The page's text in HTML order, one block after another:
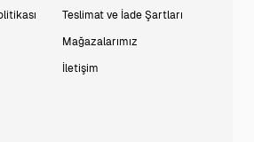
Teslimat ve İade Şartları
Mağazalarımız
İletişim